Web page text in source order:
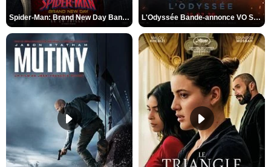
Spider-Man: Brand New Day Bande-annonce VO STFR L'Odyssée Bande-annonce VO STFR